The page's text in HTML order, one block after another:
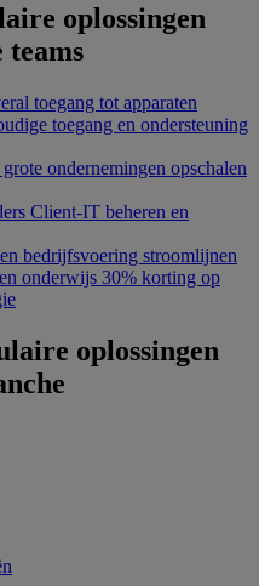
oplossingen
teams
toegang tot apparaten
toegang en ondersteuning
ondernemingen opschalen
Client-IT beheren en
bedrijfsvoering stroomlijnen
onderwijs 30% korting op
oplossingen